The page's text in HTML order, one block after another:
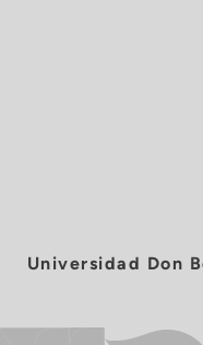
Universidad Don